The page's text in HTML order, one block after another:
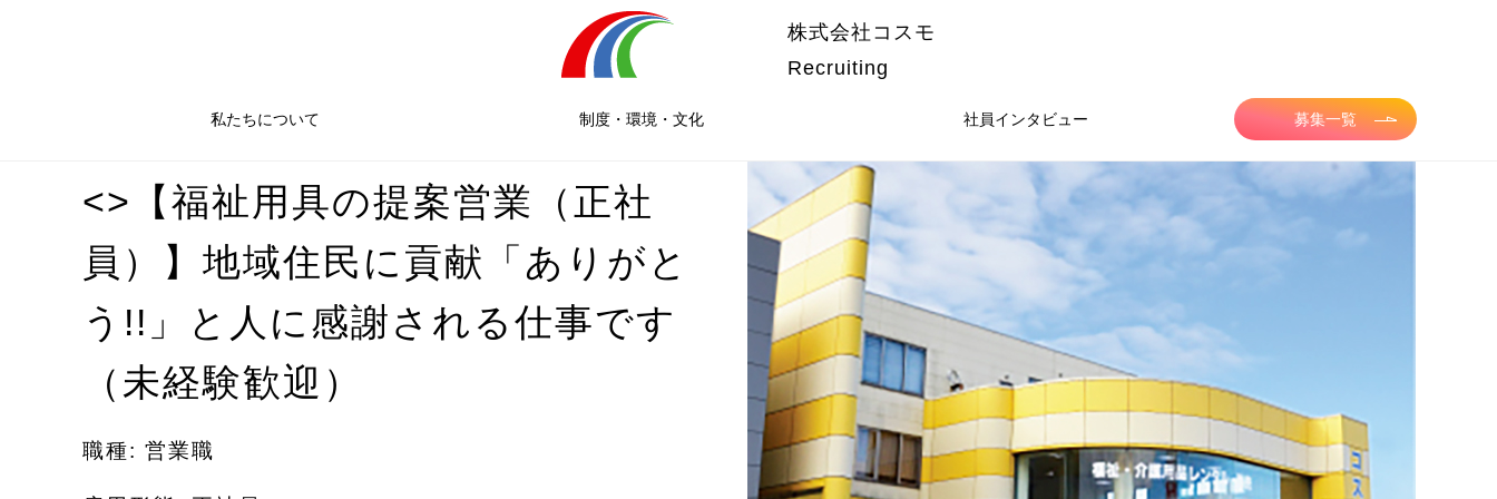
株式会社コスモ
Recruiting
私たちについて 制度・環境・文化 社員インタビュー 募集一覧
<>【福祉用具の提案営業（正社
員）】地域住民に貢献「ありがと
う!!」と人に感謝される仕事です
（未経験歓迎）
職種: 営業職